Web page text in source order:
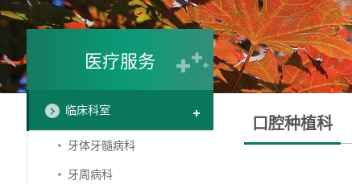
医疗服务
临床科室
牙体牙髓病科
牙周病科
口腔种植科